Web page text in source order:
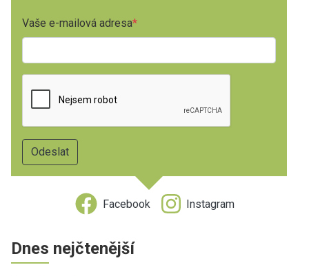
Vaše e-mailová adresa
Facebook Instagram
Dnes nejčtenější